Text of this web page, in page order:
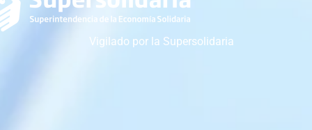
Vigilado por la Supersolidaria